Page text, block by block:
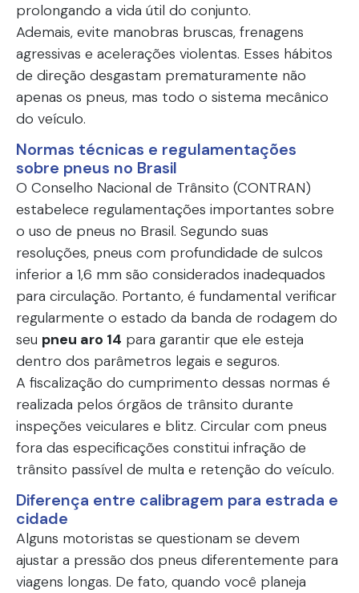
prolongando a vida útil do conjunto.
Ademais, evite manobras bruscas, frenagens
agressivas e acelerações violentas. Esses hábitos
de direção desgastam prematuramente não
apenas os pneus, mas todo o sistema mecânico
do veículo.
Normas técnicas e regulamentações
sobre pneus no Brasil
O Conselho Nacional de Trânsito (CONTRAN)
estabelece regulamentações importantes sobre
o uso de pneus no Brasil. Segundo suas
resoluções, pneus com profundidade de sulcos
inferior a 1,6 mm são considerados inadequados
para circulação. Portanto, é fundamental verificar
regularmente o estado da banda de rodagem do
seu pneu aro 14 para garantir que ele esteja
dentro dos parâmetros legais e seguros.
A fiscalização do cumprimento dessas normas é
realizada pelos órgãos de trânsito durante
inspeções veiculares e blitz. Circular com pneus
fora das especificações constitui infração de
trânsito passível de multa e retenção do veículo.
Diferença entre calibragem para estrada e
cidade
Alguns motoristas se questionam se devem
ajustar a pressão dos pneus diferentemente para
viagens longas. De fato, quando você planeja